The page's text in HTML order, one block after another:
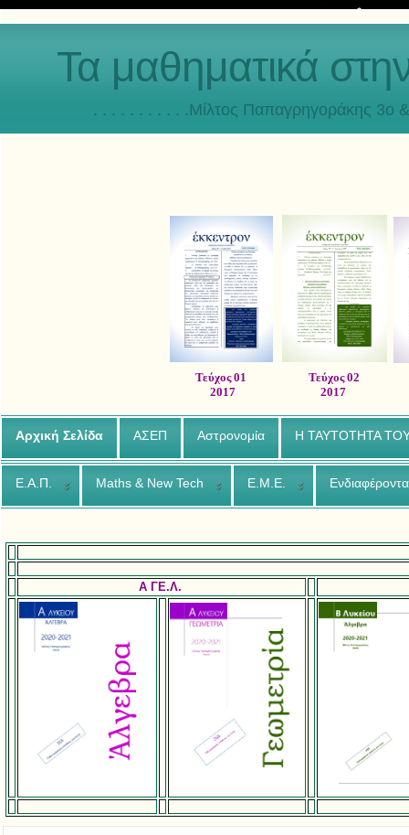
Τα μαθηματικά
. . . . . . . . . . .Μίλτος Παπαγρηγοράκης 3o
Τεύχος 01
Τεύχος 02
2017
2017
Αρχική Σελίδα ΑΣΕΠ Αστρονομία Η ΤΑΥΤΟΤΗΤΑ
Ε.Α.Π. Maths & New Tech Ε.Μ.Ε.
A ΓΕ.Λ.